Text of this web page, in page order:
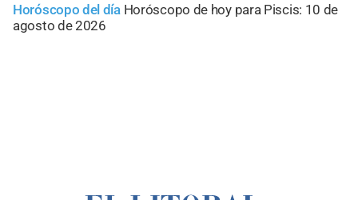
Horóscopo del día Horóscopo de hoy para Piscis: 10 de
agosto de 2026